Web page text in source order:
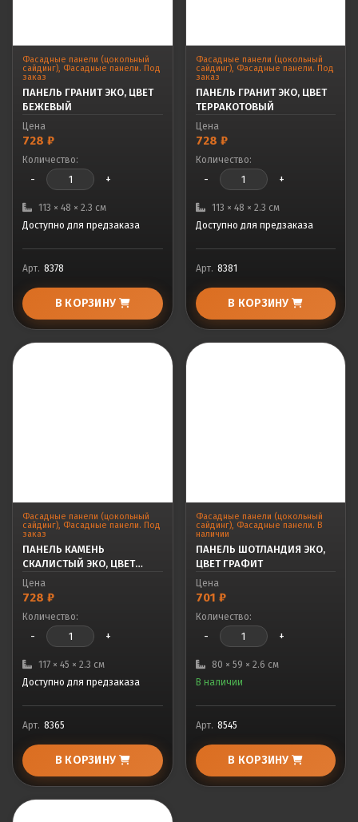
Фасадные панели (цокольный
сайдинг), Фасадные панели. Под
заказ
ПАНЕЛЬ ГРАНИТ ЭКО, ЦВЕТ
БЕЖЕВЫЙ
Цена
728 ₽
Количество:
- +
113 × 48 × 2.3 см
Доступно для предзаказа
Арт. 8378
В КОРЗИНУ
Фасадные панели (цокольный
сайдинг), Фасадные панели. Под
заказ
ПАНЕЛЬ ГРАНИТ ЭКО, ЦВЕТ
ТЕРРАКОТОВЫЙ
Цена
728 ₽
Количество:
- +
113 × 48 × 2.3 см
Доступно для предзаказа
Арт. 8381
В КОРЗИНУ
Фасадные панели (цокольный
сайдинг) Фасадные панели. Под
заказ
ПАНЕЛЬ КАМЕНЬ
СКАЛИСТЫЙ ЭКО, ЦВЕТ
ТЕРРАКОТОВЫЙ
Цена
728 ₽
Количество:
- +
117 × 45 × 2.3 см
Доступно для предзаказа
Арт. 8365
В КОРЗИНУ
Фасадные панели (цокольный
сайдинг), Фасадные панели. В
наличии
ПАНЕЛЬ ШОТЛАНДИЯ ЭКО,
ЦВЕТ ГРАФИТ
Цена
701 ₽
Количество:
- +
80 × 59 × 2.6 см
В наличии
Арт. 8545
В КОРЗИНУ